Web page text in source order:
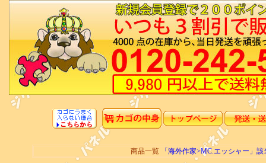
商品一覧 「海外作家>MC.エッシャー」